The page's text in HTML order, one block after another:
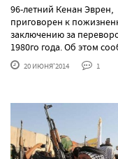
96-летний Кенан Эврен,
приговорен к
заключению за
1980го года. Об этом
20 ИЮНЯ'2014 1